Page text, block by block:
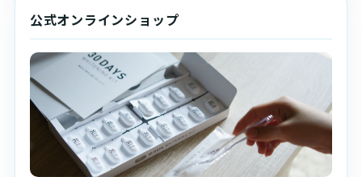
公式オンラインショップ